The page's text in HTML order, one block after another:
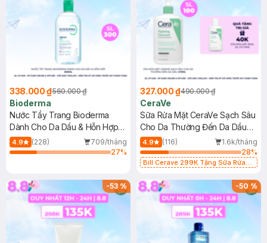
338.000 ₫560.000 ₫
Bioderma
Nước Tẩy Trang Bioderma
Dành Cho Da Dầu & Hỗn Hợp
500ml
4.9 (228)
709/tháng
27%
327.000 ₫490.000 ₫
CeraVe
Sữa Rửa Mặt CeraVe Sạch Sâu
Cho Da Thường Đến Da Dầu
473ml
4.9 (116)
1.6k/tháng
28%
Bill Cerave 299K Tặng Sữa Rửa
-53% -50%